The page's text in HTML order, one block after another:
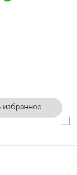
избранное